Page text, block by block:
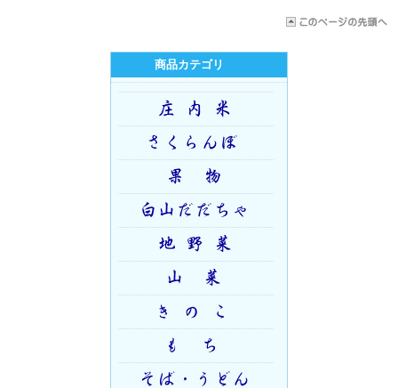
商品カテゴリ